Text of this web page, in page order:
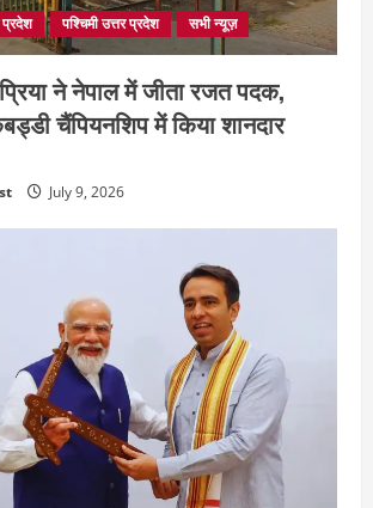
प्रदेश पश्चिमी उत्तर प्रदेश सभी न्यूज़
ने नेपाल में जीता रजत पदक,
चैंपियनशिप में किया शानदार
July 9, 2026